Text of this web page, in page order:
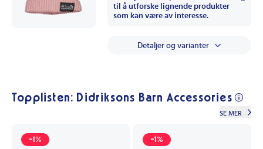
til å utforske lignende produkter
som kan være av interesse.
Detaljer og varianter
Topplisten: Didriksons Barn Accessories
SE MER
-1% -1%